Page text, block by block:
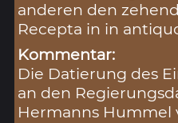
anderen den
Recepta in in
Kommentar:
Die Datierung des
an den
Hermanns Hummel